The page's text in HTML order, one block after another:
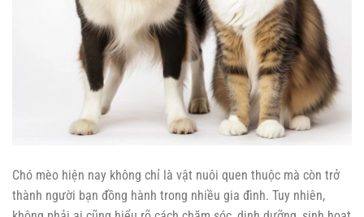
Chó mèo hiện nay không chỉ là vật nuôi quen thuộc mà còn trở
thành người bạn đồng hành trong nhiều gia đình. Tuy nhiên,